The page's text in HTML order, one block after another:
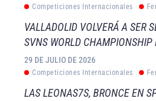
Competiciones Internacionales
VALLADOLID VOLVERÁ A SER
SVNS WORLD
29 DE JULIO DE 2026
Competiciones Internacionales
LAS LEONAS7S, BRONCE EN